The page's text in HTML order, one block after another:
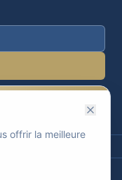
moment.
offrir la meilleure